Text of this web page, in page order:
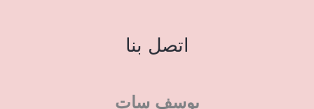
اتصل بنا
يوسف سات